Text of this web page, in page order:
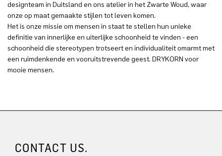
designteam in Duitsland en ons atelier in het Zwarte Woud, waar
onze op maat gemaakte stijlen tot leven komen.
Het is onze missie om mensen in staat te stellen hun unieke
definitie van innerlijke en uiterlijke schoonheid te vinden - een
schoonheid die stereotypen trotseert en individualiteit omarmt met
een ruimdenkende en vooruitstrevende geest. DRYKORN voor
mooie mensen.
CONTACT US.